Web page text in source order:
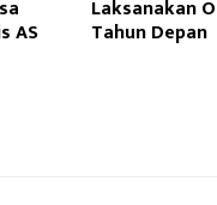
AS
Laksanakan
Tahun Depan